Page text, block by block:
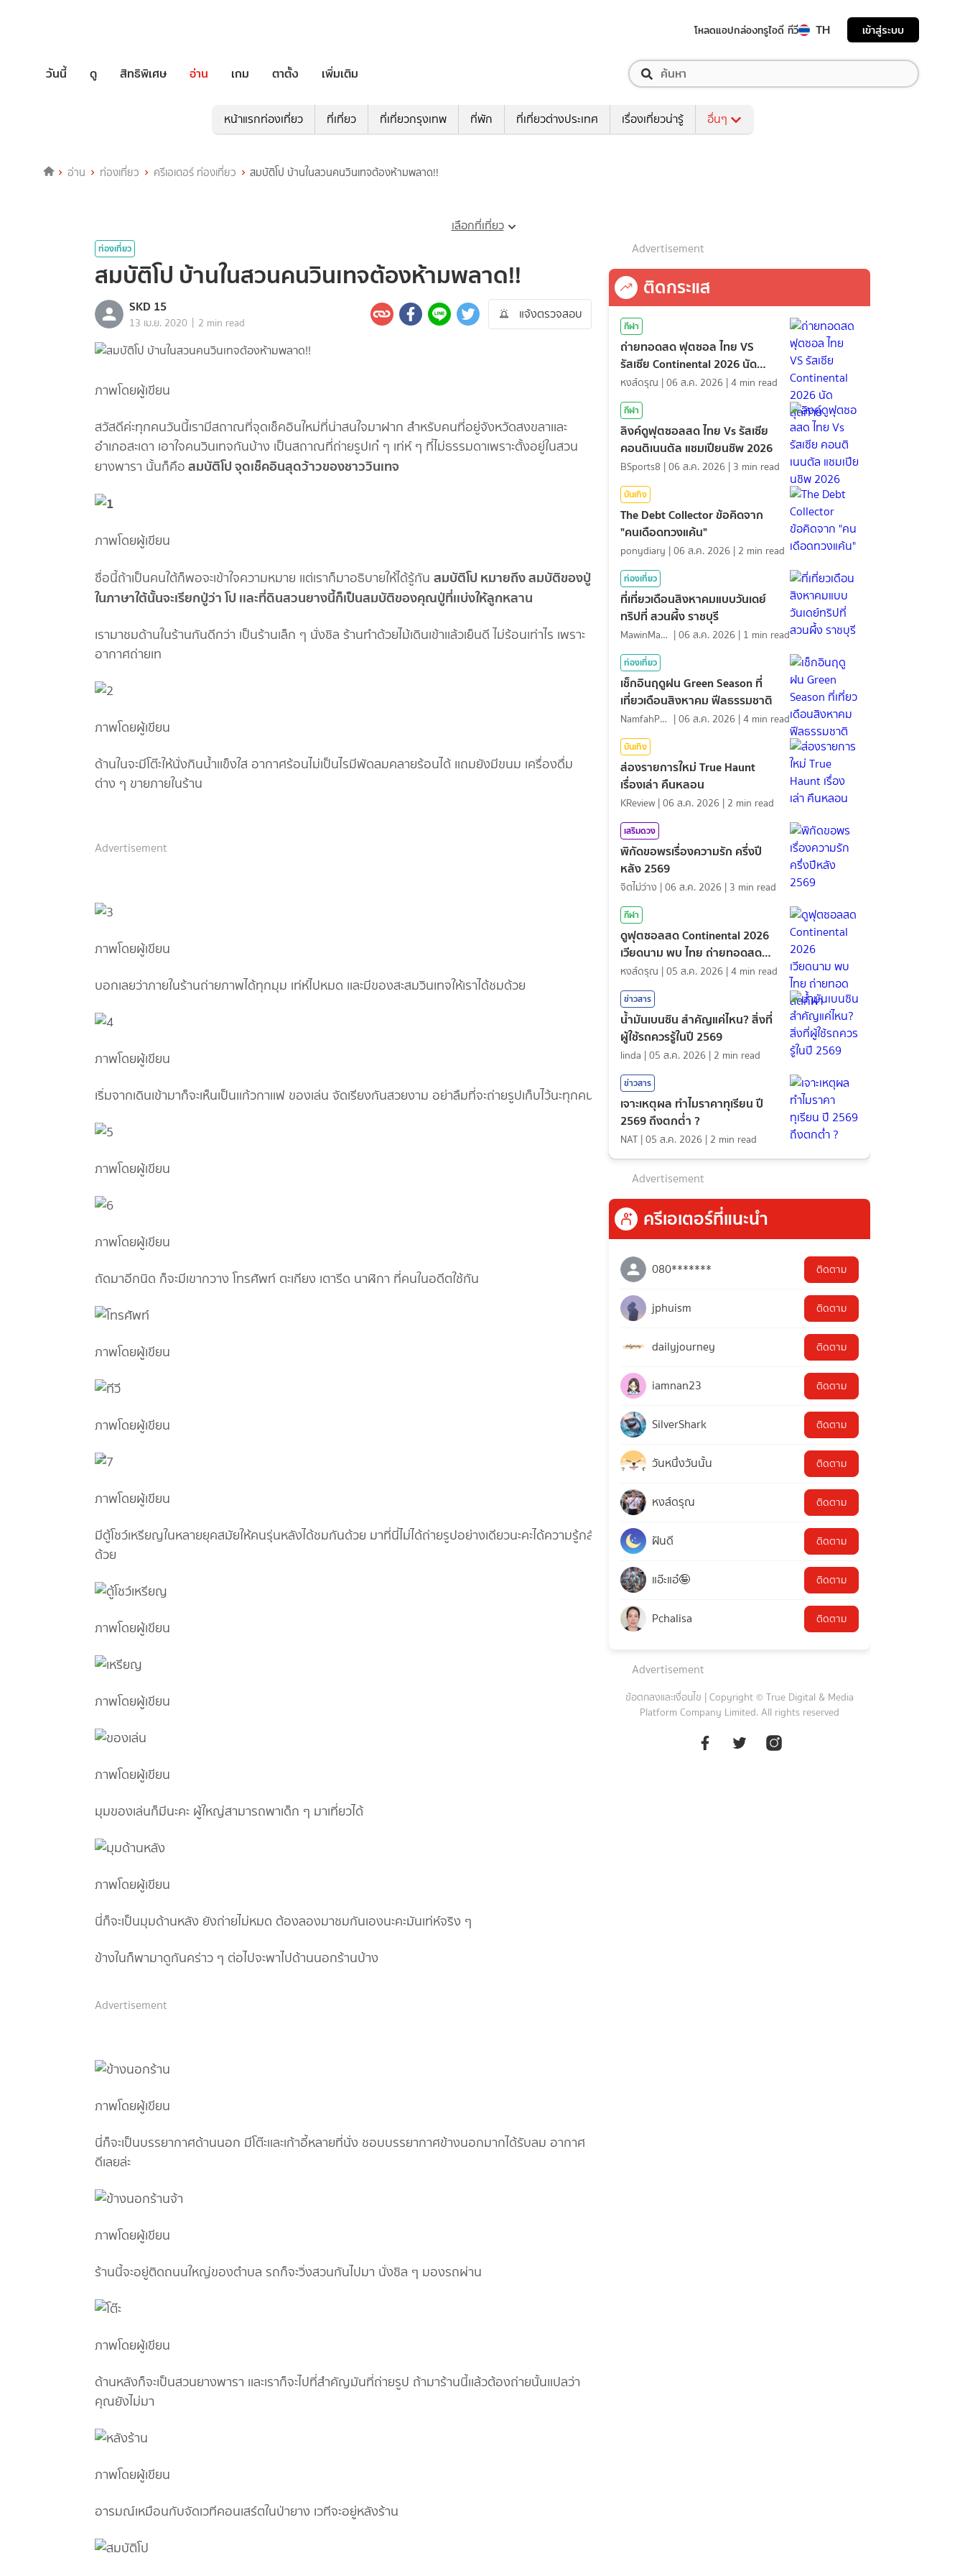
โหลดแอปกล่องทรูไอดี ทีวี TH เข้าสู่ระบบ
วันนี้ ดู สิทธิพิเศษ อ่าน เกม ตาตั้ง เพิ่มเติม
หน้าแรกท่องเที่ยว ที่เที่ยว ที่เที่ยวกรุงเทพ ที่พัก ที่เที่ยวต่างประเทศ เรื่องเที่ยวน่ารู้ อื่นๆ
อ่าน ท่องเที่ยว ครีเอเตอร์ ท่องเที่ยว สมบัติโป บ้านในสวนคนวินเทจต้องห้ามพลาด!!
เลือกที่เที่ยว
ท่องเที่ยว
สมบัติโป บ้านในสวนคนวินเทจต้องห้ามพลาด!!
SKD 15
13 เม.ย. 2020 | 2 min read
แจ้งตรวจสอบ
ภาพโดยผู้เขียน
สวัสดีค่ะทุกคนวันนี้เรามีสถาณที่จุดเช็คอินใหม่ที่น่าสนใจมาฝาก สำหรับคนที่อยู่จังหวัดสงขลาเเละ
อำเภอสะเดา เอาใจคนวินเทจกันบ้าง เป็นสถาณที่ถ่ายรูปเก๋ ๆ เท่ห์ ๆ ที่ไม่ธรรมดาเพราะตั้งอยู่ในสวน
ยางพารา นั้นก็คือสมบัติโป จุดเช็คอินสุดว้าวของชาววินเทจ
ภาพโดยผู้เขียน
ชื่อนี้ถ้าเป็นคนใต้ก็พอจะเข้าใจความหมาย เเต่เราก็มาอธิบายให้ได้รู้กัน สมบัติโป หมายถึง สมบัติของปู่
ในภาษาใต้นั้นจะเรียกปู่ว่า โป เเละที่ดินสวนยางนี้ก็เป็นสมบัติของคุณปู่ที่เเบ่งให้ลูกหลาน
เรามาชมด้านในร้านกันดีกว่า เป็นร้านเล็ก ๆ นั่งชิล ร้านทำด้วยไม้เดินเข้าเเล้วเย็นดี ไม่ร้อนเท่าไร เพราะ
อากาศถ่ายเท
ภาพโดยผู้เขียน
ด้านในจะมีโต๊ะให้นั่งกินน้ำเเข็งใส อากาศร้อนไม่เป็นไรมีพัดลมคลายร้อนได้ เเถมยังมีขนม เครื่องดื่ม
ต่าง ๆ ขายภายในร้าน
Advertisement
ภาพโดยผู้เขียน
บอกเลยว่าภายในร้านถ่ายภาพได้ทุกมุม เท่ห์ไปหมด เเละมีของสะสมวินเทจให้เราได้ชมด้วย
ภาพโดยผู้เขียน
เริ่มจากเดินเข้ามาก็จะเห็นเป็นเเก้วกาเเฟ ของเล่น จัดเรียงกันสวยงาม อย่าลืมที่จะถ่ายรูปเก็บไว้นะทุกคน
ภาพโดยผู้เขียน
ภาพโดยผู้เขียน
ถัดมาอีกนิด ก็จะมีเขากวาง โทรศัพท์ ตะเกียง เตารีด นาฬิกา ที่คนในอดีตใช้กัน
ภาพโดยผู้เขียน
ภาพโดยผู้เขียน
ภาพโดยผู้เขียน
มีตู้โชว์เหรียญในหลายยุคสมัยให้คนรุ่นหลังได้ชมกันด้วย มาที่นี่ไม่ได้ถ่ายรูปอย่างเดียวนะคะได้ความรู้กลับไป
ด้วย
ภาพโดยผู้เขียน
ภาพโดยผู้เขียน
ภาพโดยผู้เขียน
มุมของเล่นก็มีนะคะ ผู้ใหญ่สามารถพาเด็ก ๆ มาเที่ยวได้
ภาพโดยผู้เขียน
นี่ก็จะเป็นมุมด้านหลัง ยังถ่ายไม่หมด ต้องลองมาชมกันเองนะคะมันเท่ห์จริง ๆ
ข้างในก็พามาดูกันคร่าว ๆ ต่อไปจะพาไปด้านนอกร้านบ้าง
Advertisement
ภาพโดยผู้เขียน
นี่ก็จะเป็นบรรยากาศด้านนอก มีโต๊ะเเละเก้าอี้หลายที่นั่ง ชอบบรรยากาศข้างนอกมากได้รับลม อากาศ
ดีเลยล่ะ
ภาพโดยผู้เขียน
ร้านนี้จะอยู่ติดถนนใหญ่ของตำบล รถก็จะวิ่งสวนกันไปมา นั่งชิล ๆ มองรถผ่าน
ภาพโดยผู้เขียน
ด้านหลังก็จะเป็นสวนยางพารา เเละเราก็จะไปที่สำคัญมันที่ถ่ายรูป ถ้ามาร้านนี้เเล้วต้องถ่ายนั้นเเปลว่า
คุณยังไม่มา
ภาพโดยผู้เขียน
อารมณ์เหมือนกับจัดเวทีคอนเสร์ตในป่ายาง เวทีจะอยู่หลังร้าน
Advertisement
ติดกระแส
กีฬา
ถ่ายทอดสด ฟุตซอล ไทย VS
รัสเซีย Continental 2026 นัด
สุดท้าย
หงส์ดรุณ |06 ส.ค. 2026 |4 min read
กีฬา
ลิงค์ดูฟุตซอลสด ไทย Vs รัสเซีย
คอนติเนนตัล แชมเปียนชิพ 2026
BSports8 |06 ส.ค. 2026 | 3 min read
บันเทิง
The Debt Collector ข้อคิดจาก
"คนเดือดทวงแค้น"
ponydiary |06 ส.ค. 2026 | 2 min read
ท่องเที่ยว
ที่เที่ยวเดือนสิงหาคมแบบวันเดย์
ทริปที่ สวนผึ้ง ราชบุรี
MawinMatravel |06 ส.ค. 2026 | 1 min read
ท่องเที่ยว
เช็กอินฤดูฝน Green Season ที่
เที่ยวเดือนสิงหาคม ฟีลธรรมชาติ
NamfahPhupha |06 ส.ค. 2026 |4 min read
บันเทิง
ส่องรายการใหม่ True Haunt
เรื่องเล่า คืนหลอน
KReview |06 ส.ค. 2026 | 2 min read
เสริมดวง
พิกัดขอพรเรื่องความรัก ครึ่งปี
หลัง 2569
จิตไม่ว่าง |06 ส.ค. 2026 | 3 min read
กีฬา
ดูฟุตซอลสด Continental 2026
เวียดนาม พบ ไทย ถ่ายทอดสด
กีฬา
หงส์ดรุณ |05 ส.ค. 2026 |4 min read
ข่าวสาร
น้ำมันเบนซิน สำคัญแค่ไหน? สิ่งที่
ผู้ใช้รถควรรู้ในปี 2569
linda |05 ส.ค. 2026 | 2 min read
ข่าวสาร
เจาะเหตุผล ทำไมราคาทุเรียน ปี
2569 ถึงตกต่ำ ?
NAT |05 ส.ค. 2026 | 2 min read
Advertisement
ครีเอเตอร์ที่แนะนำ
080******* ติดตาม
jphuism ติดตาม
dailyjourney ติดตาม
iamnan23 ติดตาม
SilverShark ติดตาม
วันหนึ่งวันนั้น ติดตาม
หงส์ดรุณ ติดตาม
ฝันดี ติดตาม
แอ๊ะแอ๋🤪 ติดตาม
Pchalisa ติดตาม
Advertisement
ข้อตกลงและเงื่อนไข | Copyright © True Digital & Media
Platform Company Limited. All rights reserved